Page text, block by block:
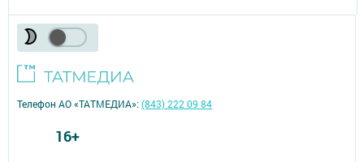
Телефон АО «ТАТМЕДИА»:(843) 222 09 84
16+